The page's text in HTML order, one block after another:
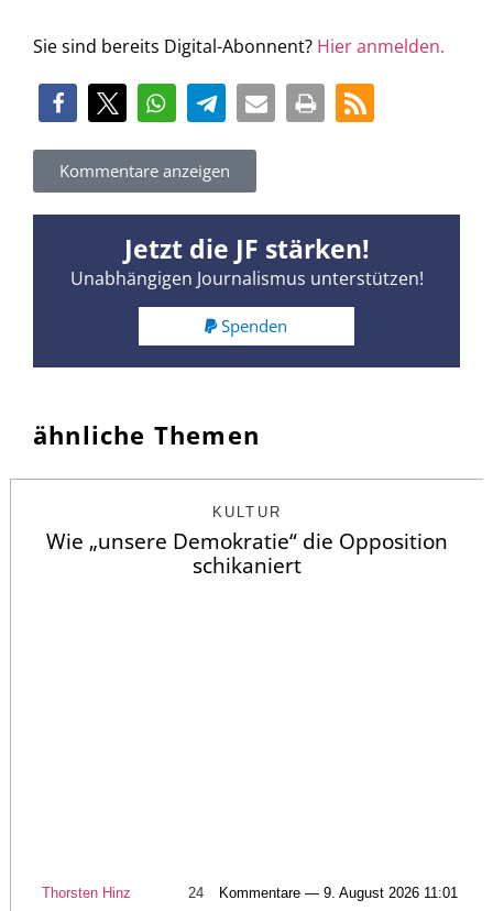
Sie sind bereits Digital-Abonnent? Hier anmelden.
Kommentare anzeigen
Jetzt die JF stärken!
Unabhängigen Journalismus unterstützen!
Spenden
ähnliche Themen
KULTUR
Wie „unsere Demokratie“ die Opposition
schikaniert
Thorsten Hinz 24 Kommentare — 9. August 2026 11:01